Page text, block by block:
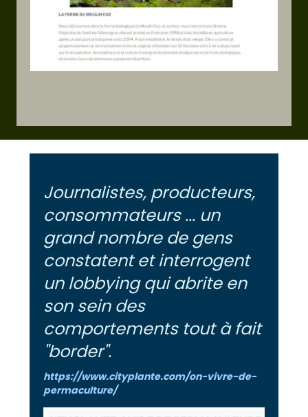
Journalistes, producteurs,
consommateurs ... un
grand nombre de gens
constatent et interrogent
un lobbying qui abrite en
son sein des
comportements tout à fait
"border".
https://www.cityplante.com/on-vivre-de-
permaculture/